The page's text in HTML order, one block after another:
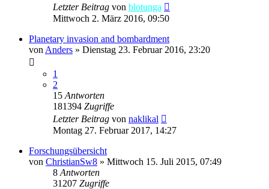
Letzter Beitrag von blotunga
Mittwoch 2. März 2016, 09:50
Planetary invasion and bombardment
von Anders » Dienstag 23. Februar 2016, 23:20
1
2
15 Antworten
181394 Zugriffe
Letzter Beitrag von naklikal
Montag 27. Februar 2017, 14:27
Forschungsübersicht
von ChristianSw8 » Mittwoch 15. Juli 2015, 07:49
8 Antworten
31207 Zugriffe